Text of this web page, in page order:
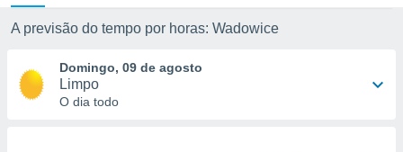
fornecidas
A previsão do tempo por horas: Wadowice
Domingo, 09 de agosto
Limpo
O dia todo